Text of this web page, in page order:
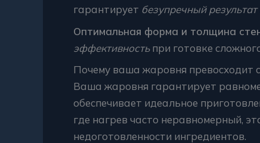
гарантирует безупречный результат
Оптимальная форма и толщина
эффективностьпри готовке
Почему ваша жаровня превосходит
Ваша жаровня гарантирует
обеспечивает идеальное
где нагрев часто неравномерный,
недоготовленности ингредиентов.